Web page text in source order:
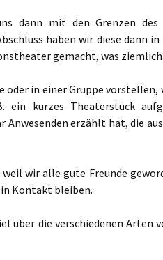
dann mit den Grenzen
haben wir diese dann
gemacht, was
in einer Gruppe
kurzes Theaterstück
Anwesenden erzählt hat, die
wir alle gute Freunde
Kontakt bleiben.
über die verschiedenen Arten